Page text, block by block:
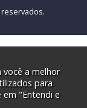
você a melhor
para
em "Entendi e